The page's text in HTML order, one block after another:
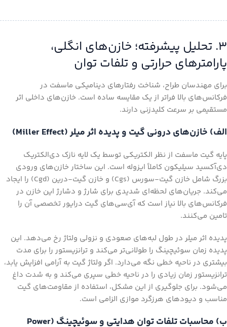
۳. تحلیل پیشرفته؛ خازن‌های انگلی،
پارامترهای حرارتی و تلفات توان
برای مهندسان طراح، شناخت رفتارهای دینامیکی ماسفت در
فرکانس‌های بالا فراتر از یک مقایسه ساده است. خازن‌های داخلی اثر
مستقیمی بر سرعت کلیدزنی دارند.
الف) خازن‌های درونی گیت و پدیده اثر میلر (Miller Effect)
پایه گیت ماسفت از نظر الکتریکی توسط یک لایه نازک دی‌الکتریک
دی‌آکسید سیلیکون کاملاً ایزوله است. این ساختار خازن‌های ورودی
بزرگ شامل خازن گیت-سورس (Cgs) و خازن گیت-درین (Cgd) را ایجاد
می‌کند. جریان‌های لحظه‌ای شدیدی برای شارژ و دشارژ این خازن در
فرکانس‌های بالا نیاز است که آی‌سی‌های گیت درایور تخصصی آن را
تامین می‌کنند.
پدیده اثر میلر در طول لبه‌های صعودی و نزولی ولتاژ رخ می‌دهد. این
پدیده زمان سوئیچینگ را طولانی‌تر می‌کند و ترانزیستور را برای مدت
بیشتری در ناحیه خطی نگه می‌دارد. اگر ولتاژ گیت به آرامی افزایش یابد،
ترانزیستور زمان زیادی را در ناحیه خطی سپری می‌کند و به شدت داغ
می‌شود. برای جلوگیری از این مشکل، استفاده از مقاومت‌های گیت
مناسب و دیودهای هرزگرد موازی الزامی است.
ب) محاسبات تلفات توان هدایتی و سوئیچینگ (Power